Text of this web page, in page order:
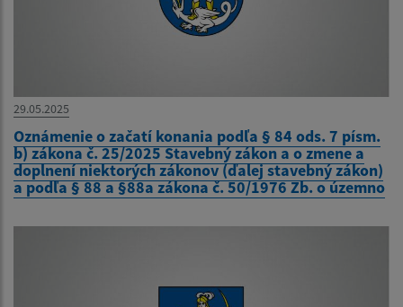
29.05.2025
Oznámenie o začatí konania podľa § 84 ods. 7 písm.
b) zákona č. 25/2025 Stavebný zákon a o zmene a
doplnení niektorých zákonov (ďalej stavebný zákon)
a podľa § 88 a §88a zákona č. 50/1976 Zb. o územno